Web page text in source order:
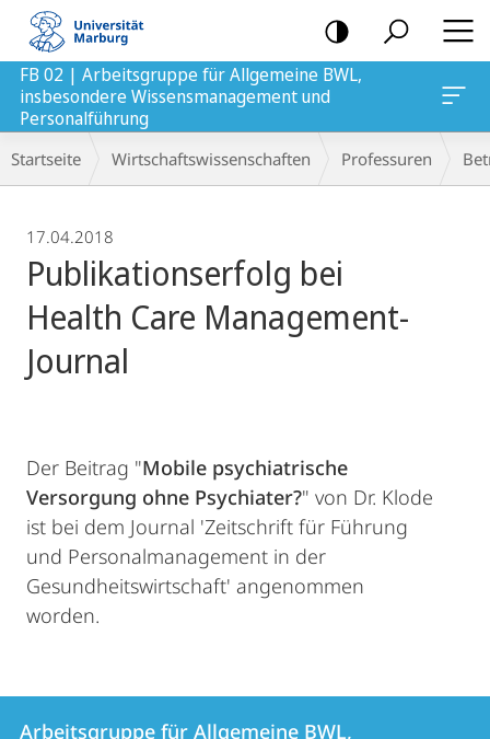
Mobile-
Navigation
und Personalführung
FB 02 | Arbeitsgruppe für Allgemeine BWL,
insbesondere Wissensmanagement und
Personalführung
Breadcrumb-
Navigation
Startseite Wirtschaftswissenschaften Professuren
17.04.2018
Publikationserfolg bei
Health Care Management-
Journal
Der Beitrag "Mobile psychiatrische
Versorgung ohne Psychiater?" von Dr. Klode
ist bei dem Journal 'Zeitschrift für Führung
und Personalmanagement in der
Gesundheitswirtschaft' angenommen
worden.
Kontakt
Kontaktinformationen
Arbeitsgruppe für Allgemeine BWL,